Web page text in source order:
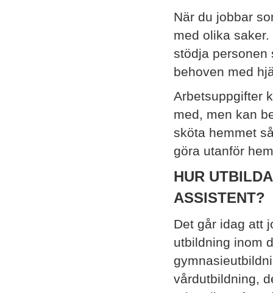
När du jobbar
med olika
stödja personen
behoven med
Arbetsuppgifter
med, men kan
sköta hemmet
göra utanför
HUR
ASSISTENT?
Det går idag att
utbildning inom
vårdutbildning,